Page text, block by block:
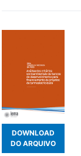
DOWNLOAD
DO ARQUIVO